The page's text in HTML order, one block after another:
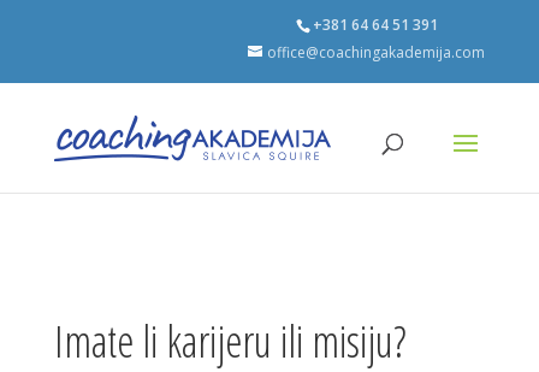
+381 64 64 51 391
office@coachingakademija.com
Imate li karijeru ili misiju?